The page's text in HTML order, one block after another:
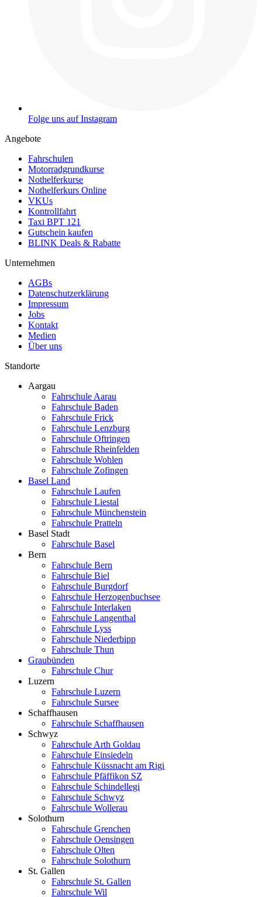
Folge uns auf Instagram
Angebote
Fahrschulen
Motorradgrundkurse
Nothelferkurse
Nothelferkurs Online
VKUs
Kontrollfahrt
Taxi BPT 121
Gutschein kaufen
BLINK Deals & Rabatte
Unternehmen
AGBs
Datenschutzerklärung
Impressum
Jobs
Kontakt
Medien
Über uns
Standorte
Aargau
Fahrschule Aarau
Fahrschule Baden
Fahrschule Frick
Fahrschule Lenzburg
Fahrschule Oftringen
Fahrschule Rheinfelden
Fahrschule Wohlen
Fahrschule Zofingen
Basel Land
Fahrschule Laufen
Fahrschule Liestal
Fahrschule Münchenstein
Fahrschule Pratteln
Basel Stadt
Fahrschule Basel
Bern
Fahrschule Bern
Fahrschule Biel
Fahrschule Burgdorf
Fahrschule Herzogenbuchsee
Fahrschule Interlaken
Fahrschule Langenthal
Fahrschule Lyss
Fahrschule Niederbipp
Fahrschule Thun
Graubünden
Fahrschule Chur
Luzern
Fahrschule Luzern
Fahrschule Sursee
Schaffhausen
Fahrschule Schaffhausen
Schwyz
Fahrschule Arth Goldau
Fahrschule Einsiedeln
Fahrschule Küssnacht am Rigi
Fahrschule Pfäffikon SZ
Fahrschule Schindellegi
Fahrschule Schwyz
Fahrschule Wollerau
Solothurn
Fahrschule Grenchen
Fahrschule Oensingen
Fahrschule Olten
Fahrschule Solothurn
St. Gallen
Fahrschule St. Gallen
Fahrschule Wil